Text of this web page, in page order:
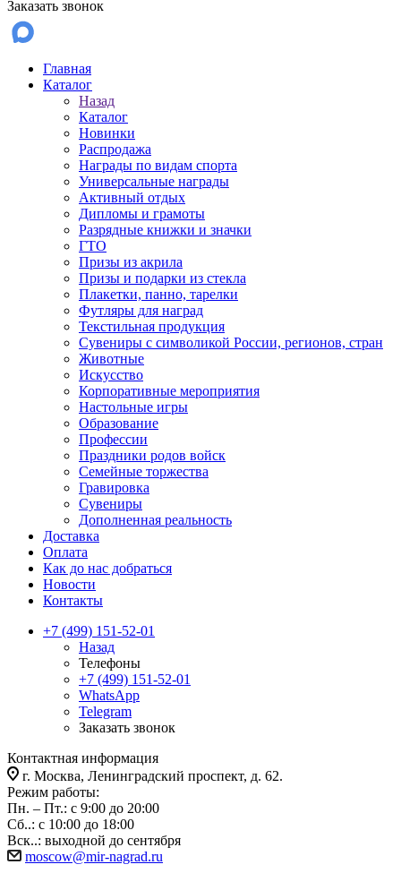
Заказать звонок
Главная
Каталог
Назад
Каталог
Новинки
Распродажа
Награды по видам спорта
Универсальные награды
Активный отдых
Дипломы и грамоты
Разрядные книжки и значки
ГТО
Призы из акрила
Призы и подарки из стекла
Плакетки, панно, тарелки
Футляры для наград
Текстильная продукция
Сувениры с символикой России, регионов, стран
Животные
Искусство
Корпоративные мероприятия
Настольные игры
Образование
Профессии
Праздники родов войск
Семейные торжества
Гравировка
Сувениры
Дополненная реальность
Доставка
Оплата
Как до нас добраться
Новости
Контакты
+7 (499) 151-52-01
Назад
Телефоны
+7 (499) 151-52-01
WhatsApp
Telegram
Заказать звонок
Контактная информация
г. Москва, Ленинградский проспект, д. 62.
Режим работы:
Пн. – Пт.: с 9:00 до 20:00
Сб..: с 10:00 до 18:00
Вск..: выходной до сентября
moscow@mir-nagrad.ru